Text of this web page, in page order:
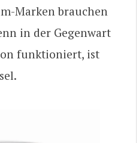
Marken brauchen
in der Gegenwart
funktioniert, ist